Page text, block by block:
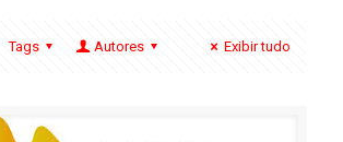
Tags Autores Exibir tudo